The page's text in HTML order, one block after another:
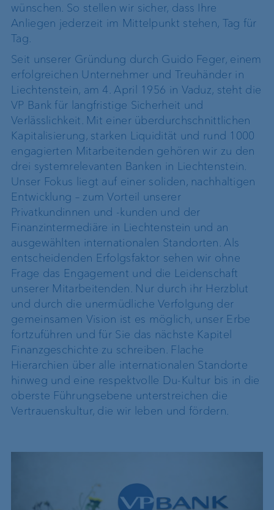
wünschen. So stellen wir sicher, dass Ihre
Anliegen jederzeit im Mittelpunkt stehen, Tag für
Tag.
Seit unserer Gründung durch Guido Feger, einem
erfolgreichen Unternehmer und Treuhänder in
Liechtenstein, am 4. April 1956 in Vaduz, steht die
VP Bank für langfristige Sicherheit und
Verlässlichkeit. Mit einer überdurchschnittlichen
Kapitalisierung, starken Liquidität und rund 1000
engagierten Mitarbeitenden gehören wir zu den
drei systemrelevanten Banken in Liechtenstein.
Unser Fokus liegt auf einer soliden, nachhaltigen
Entwicklung – zum Vorteil unserer
Privatkundinnen und -kunden und der
Finanzintermediäre in Liechtenstein und an
ausgewählten internationalen Standorten. Als
entscheidenden Erfolgsfaktor sehen wir ohne
Frage das Engagement und die Leidenschaft
unserer Mitarbeitenden. Nur durch ihr Herzblut
und durch die unermüdliche Verfolgung der
gemeinsamen Vision ist es möglich, unser Erbe
fortzuführen und für Sie das nächste Kapitel
Finanzgeschichte zu schreiben. Flache
Hierarchien über alle internationalen Standorte
hinweg und eine respektvolle Du-Kultur bis in die
oberste Führungsebene unterstreichen die
Vertrauenskultur, die wir leben und fördern.